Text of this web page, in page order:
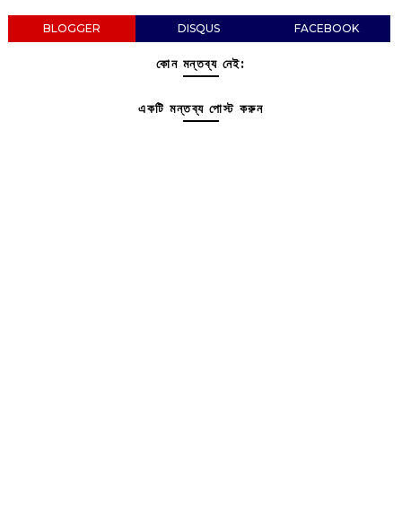
BLOGGER DISQUS FACEBOOK
কোন মন্তব্য নেই:
একটি মন্তব্য পোস্ট করুন